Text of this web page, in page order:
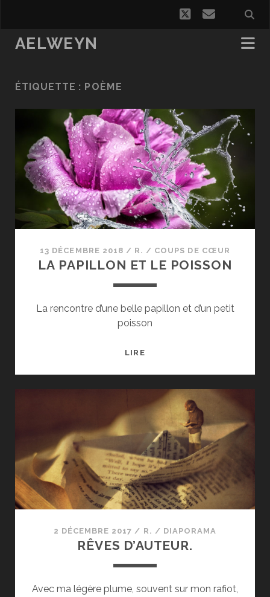
twitteremail
AELWEYN
ÉTIQUETTE : POÈME
13 DÉCEMBRE 2018 / R. / COUPS DE CŒUR
LA PAPILLON ET LE POISSON
La rencontre d’une belle papillon et d’un petit
poisson
LIRELA
POISSON
2 DÉCEMBRE 2017 / R. / DIAPORAMA
RÊVES D’AUTEUR.
Avec ma légère plume, souvent sur mon rafiot,